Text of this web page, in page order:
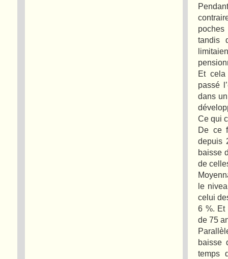
tandis
Et cela
passé
dans
Ce qui
De ce
depuis
baisse
de
le
celui
6 %. Et
de 75
baisse
temps